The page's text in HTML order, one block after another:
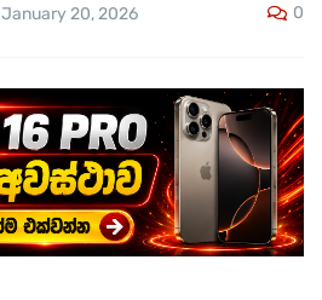
January 20, 2026 0